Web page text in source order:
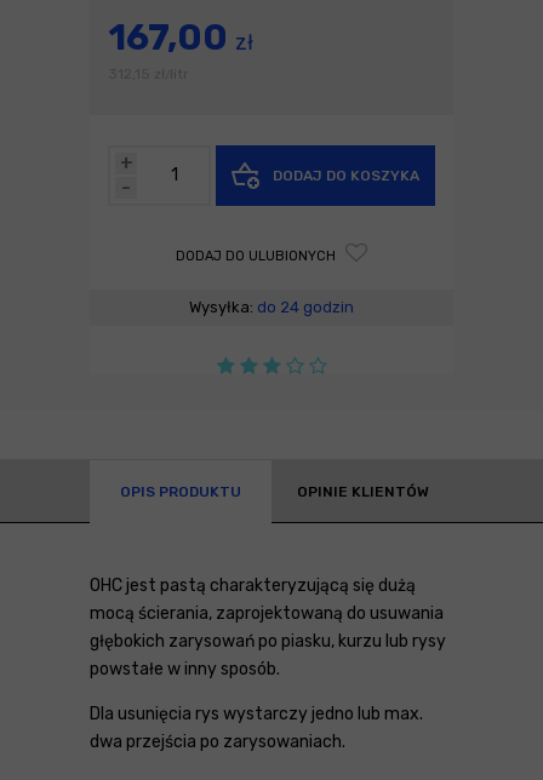
167,00 zł
-
+
DODAJ DO KOSZYKA
DODAJ DO ULUBIONYCH
Wysyłka: do 24 godzin
OPIS PRODUKTU OPINIE KLIENTÓW
OHC jest pastą charakteryzującą się dużą
mocą ścierania, zaprojektowaną do usuwania
głębokich zarysowań po piasku, kurzu lub rysy
powstałe w inny sposób.
Dla usunięcia rys wystarczy jedno lub max.
dwa przejścia po zarysowaniach.